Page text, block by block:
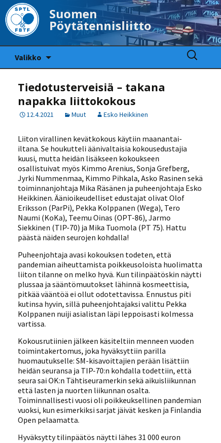
Suomen
Pöytätennisliitto
Valikko
Haku:
Tiedotusterveisiä – takana
napakka liittokokous
12.4.2021 Muut Esko Heikkinen
Liiton virallinen kevätkokous käytiin maanantai-
iltana. Se houkutteli äänivaltaisia kokousedustajia
kuusi, mutta heidän lisäkseen kokoukseen
osallistuivat myös Kimmo Arenius, Sonja Grefberg,
Jyrki Nummenmaa, Kimmo Pihkala, Asko Rasinen sekä
toiminnanjohtaja Mika Räsänen ja puheenjohtaja Esko
Heikkinen. Äänioikeudelliset edustajat olivat Olof
Eriksson (ParPi), Pekka Kolppanen (Wega), Tero
Naumi (KoKa), Teemu Oinas (OPT-86), Jarmo
Siekkinen (TIP-70) ja Mika Tuomola (PT 75). Hattu
päästä näiden seurojen kohdalla!
Puheenjohtaja avasi kokouksen todeten, että
pandemian aiheuttamista poikkeusoloista huolimatta
liiton tilanne on melko hyvä. Kun tilinpäätöskin näytti
plussaa ja sääntömuutokset lähinnä kosmeettisia,
pitkää vääntöä ei ollut odotettavissa. Ennustus piti
kutinsa hyvin, sillä puheenjohtajaksi valittu Pekka
Kolppanen nuiji asialistan läpi leppoisasti kolmessa
vartissa.
Kokousrutiinien jälkeen käsiteltiin menneen vuoden
toimintakertomus, joka hyväksyttiin parilla
huomautukselle: SM-kisavoittajien perään lisättiin
heidän seuransa ja TIP-70:n kohdalla todettiin, että
seura sai OK:n Tähtiseuramerkin sekä aikuisliikunnan
että lasten ja nuorten liikunnan osalta.
Toiminnallisesti vuosi oli poikkeuksellinen pandemian
vuoksi, kun esimerkiksi sarjat jäivät kesken ja Finlandia
Open pelaamatta.
Hyväksytty tilinpäätös näytti lähes 31 000 euron